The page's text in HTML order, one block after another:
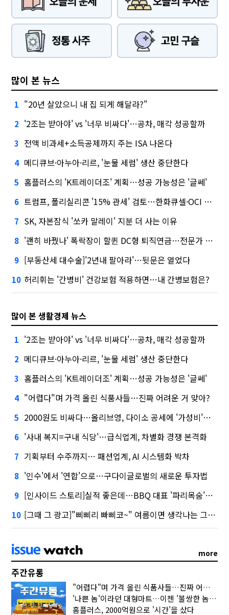
많이 본 뉴스
1 "20년 살았으니 내 집 되게 해달라?"
2 '2조는 받아야' vs '너무 비싸다'…공차, 매각 성공할까
3 전액 비과세+소득공제까지 주는 ISA 나온다
4 메디큐브·아누아·리르, '눈물 세럼' 생산 중단한다
5 홈플러스의 'K트레이더조' 계획…성공 가능성은 '글쎄'
6 트럼프, 폴리실리콘 '15% 관세' 검토…한화큐셀·OCI 영향은?
7 SK, 자본잠식 '쏘카 말레이' 지분 더 사는 이유
8 '괜히 바꿨나' 폭락장이 할퀸 DC형 퇴직연금…전문가 조언은
9 [부동산세 대수술]'2년내 팔아라'…뒷문은 열었다
10 허리휘는 '간병비' 건강보험 적용하면…내 간병보험은?
많이 본 생활경제 뉴스
1 '2조는 받아야' vs '너무 비싸다'…공차, 매각 성공할까
2 메디큐브·아누아·리르, '눈물 세럼' 생산 중단한다
3 홈플러스의 'K트레이더조' 계획…성공 가능성은 '글쎄'
4 "어렵다"며 가격 올린 식품사들…진짜 어려운 거 맞아?
5 2000원도 비싸다…올리브영, 다이소 공세에 '가성비'로 맞불
6 '사내 복지=구내 식당'…급식업계, 차별화 경쟁 본격화
7 기획부터 수주까지… 패션업계, AI 시스템화 박차
8 '인수'에서 '연합'으로…구다이글로벌의 새로운 투자법
9 [인사이드 스토리]실적 좋은데…BBQ 대표 '파리목숨'된 이유
10 [그때 그 광고]"삐삐리 빠삐코~" 여름이면 생각나는 그 노래
more
주간유통
"어렵다"며 가격 올린 식품사들…진짜 어려운 거 맞아?
'나쁜 놈'이라던 대형마트…이젠 '불쌍한 놈' 됐다
홈플러스, 2000억원으로 '시간'을 샀다